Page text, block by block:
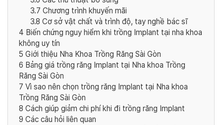
3.7 Chương trình khuyến mãi
3.8 Cơ sở vật chất và trình độ, tay nghề bác sĩ
4 Biến chứng nguy hiểm khi trồng Implant tại nha khoa
không uy tín
5 Giới thiệu Nha Khoa Trồng Răng Sài Gòn
6 Bảng giá trồng răng Implant tại Nha khoa Trồng
Răng Sài Gòn
7 Vì sao nên chọn trồng răng Implant tại Nha khoa
Trồng Răng Sài Gòn
8 Cách giúp giảm chi phí khi đi trồng răng Implant
9 Các câu hỏi liên quan